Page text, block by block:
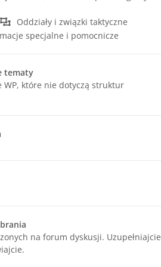
Oddziały i związki taktyczne
specjalne i pomocnicze
tematy
WP, które nie dotyczą struktur
na forum dyskusji. Uzupełniajcie